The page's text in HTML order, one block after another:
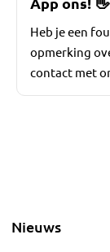
Heb je een
opmerking
contact met
Nieuws